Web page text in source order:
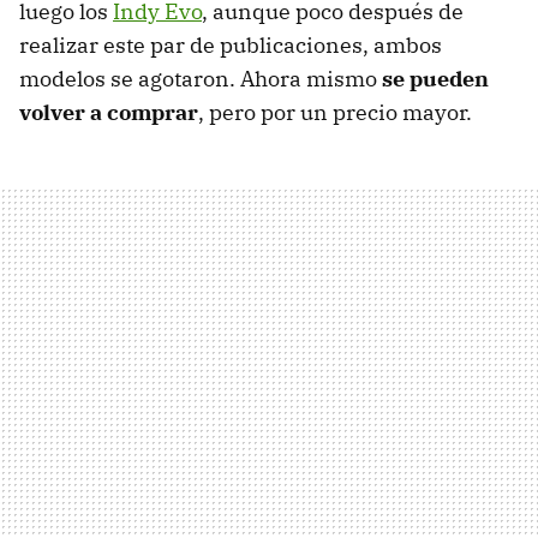
luego los Indy Evo, aunque poco después de
realizar este par de publicaciones, ambos
modelos se agotaron. Ahora mismose pueden
volver a comprar, pero por un precio mayor.